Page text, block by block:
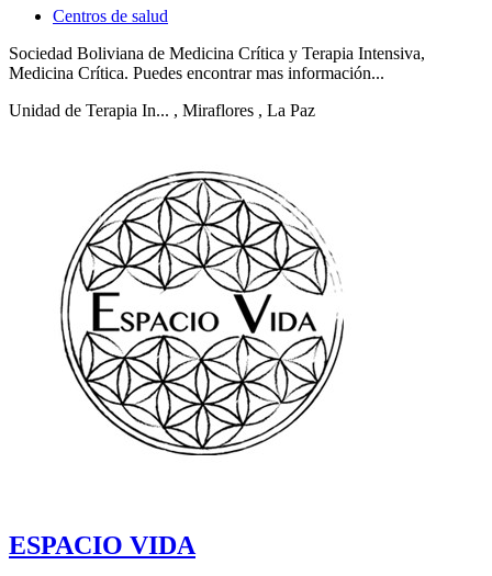
Centros de salud
Sociedad Boliviana de Medicina Crítica y Terapia Intensiva,
Medicina Crítica. Puedes encontrar mas información...
Unidad de Terapia In... , Miraflores , La Paz
ESPACIO VIDA